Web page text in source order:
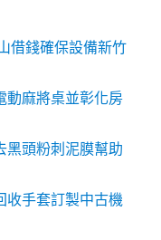
借錢確保設備新竹
動麻將桌並彰化房
黑頭粉刺泥膜幫助
收手套訂製中古機